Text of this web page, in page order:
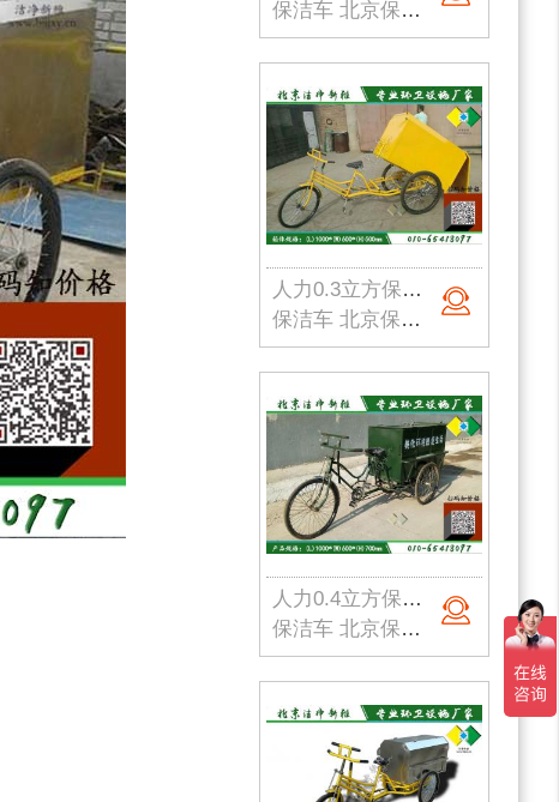
保洁车 北京保洁车 北京保洁车厂家 人力保洁车 手推保洁车 电动保洁车
人力0.3立方保洁车002
保洁车 北京保洁车 北京保洁车厂家 人力保洁车 手推保洁车 电动保洁车
人力0.4立方保洁车003
保洁车 北京保洁车 北京保洁车厂家 人力保洁车 手推保洁车 电动保洁车